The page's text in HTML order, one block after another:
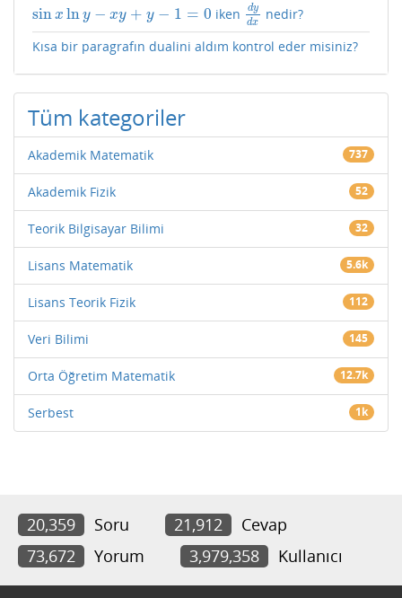
sinx ln y − xy + y − 1 = 0
sinxlny−xy +y −1= 0 iken dy
dx
dydx
nedir?
Kısa bir paragrafın dualini aldım kontrol eder misiniz?
Tüm kategoriler
Akademik Matematik 737
Akademik Fizik 52
Teorik Bilgisayar Bilimi 32
Lisans Matematik 5.6k
Lisans Teorik Fizik 112
Veri Bilimi 145
Orta Öğretim Matematik 12.7k
Serbest 1k
20,359 Soru 21,912
Cevap
73,672
Yorum 3,979,358 Kullanıcı